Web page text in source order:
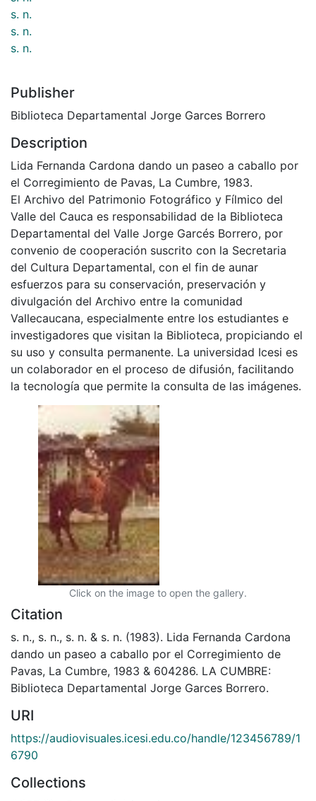
s. n.
s. n.
s. n.
Publisher
Biblioteca Departamental Jorge Garces Borrero
Description
Lida Fernanda Cardona dando un paseo a caballo por
el Corregimiento de Pavas, La Cumbre, 1983.
El Archivo del Patrimonio Fotográfico y Fílmico del
Valle del Cauca es responsabilidad de la Biblioteca
Departamental del Valle Jorge Garcés Borrero, por
convenio de cooperación suscrito con la Secretaria
del Cultura Departamental, con el fin de aunar
esfuerzos para su conservación, preservación y
divulgación del Archivo entre la comunidad
Vallecaucana, especialmente entre los estudiantes e
investigadores que visitan la Biblioteca, propiciando el
su uso y consulta permanente. La universidad Icesi es
un colaborador en el proceso de difusión, facilitando
la tecnología que permite la consulta de las imágenes.
Click on the image to open the gallery.
Citation
s. n., s. n., s. n. & s. n. (1983). Lida Fernanda Cardona
dando un paseo a caballo por el Corregimiento de
Pavas, La Cumbre, 1983 & 604286. LA CUMBRE:
Biblioteca Departamental Jorge Garces Borrero.
URI
https://audiovisuales.icesi.edu.co/handle/123456789/1
6790
Collections